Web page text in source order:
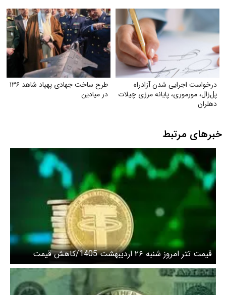
درخواست اجرایی شدن آزادراه
پل‌زال، مورموری، پایانه مرزی چیلات
دهلران
طرح ساخت جهادی پهپاد شاهد ۱۳۶
در میادین
خبرهای مرتبط
قیمت تتر امروز شنبه ۲۶ اردیبهشت 1405/کاهش قیمت